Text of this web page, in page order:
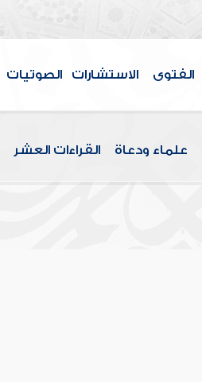
الفتوى الاستشارات الصوتيات
علماء ودعاة القراءات العشر